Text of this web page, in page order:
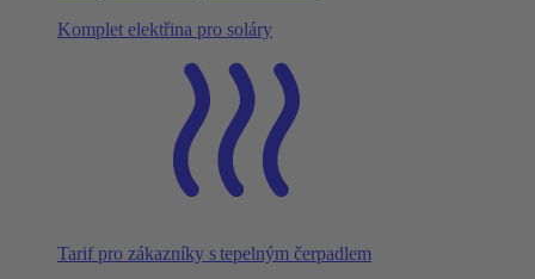
Komplet elektřina pro soláry
Tarif pro zákazníky s tepelným čerpadlem